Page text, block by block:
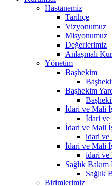
Hastanemiz
Tarihçe
Vizyonumuz
Misyonumuz
Değerlerimiz
Anlaşmalı
Yönetim
Başhekim
Başhekim
İdari ve Mali
İdari
İdari ve Mali
idari ve
İdari ve Mali
idari ve
Sağlık
Sağlık
Birimlerimiz